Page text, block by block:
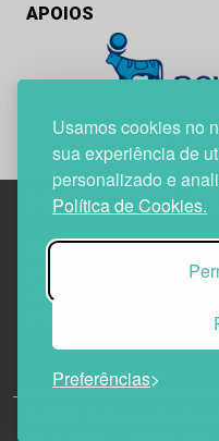
Usamos cookies no
sua experiência de
personalizado e
Política de Cookies.
Preferências
APOIOS
Edif. Lisboa Oriente | Av.
1800-282 Lisboa | Portugal